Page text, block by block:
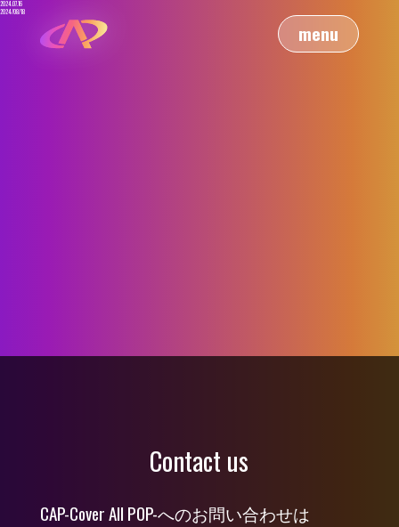
menu
2024.07.16
2024/08/18
Contact us
CAP-Cover All POP-へのお問い合わせは